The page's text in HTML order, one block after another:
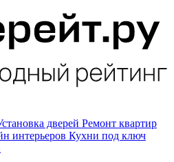
дверей Ремонт квартир
интерьеров Кухни под ключ